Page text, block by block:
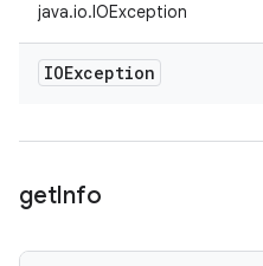
java.io.IOException
IOException
getInfo